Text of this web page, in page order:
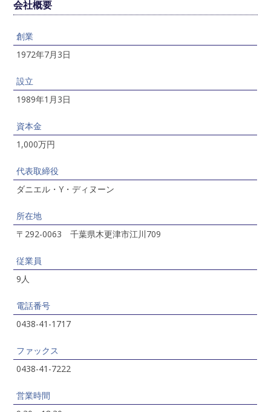
会社概要
創業
1972年7月3日
設立
1989年1月3日
資本金
1,000万円
代表取締役
ダニエル・Y・ディヌーン
所在地
〒292-0063 千葉県木更津市江川709
従業員
9人
電話番号
0438-41-1717
ファックス
0438-41-7222
営業時間